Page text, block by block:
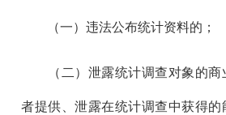
（一）违法公布统计资料的；
（二）泄露统计调查对象的商
者提供、泄露在统计调查中获得